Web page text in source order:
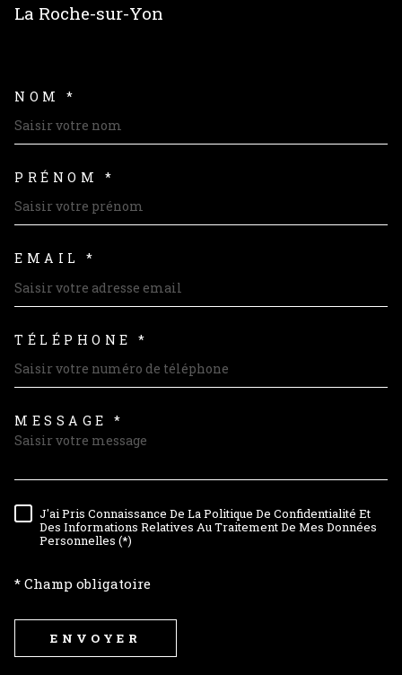
La Roche-sur-Yon
NOM *
PRÉNOM *
EMAIL *
TÉLÉPHONE *
MESSAGE *
RÈGLEMENTATION
J'ai Pris Connaissance De La Politique De Confidentialité Et
Des Informations Relatives Au Traitement De Mes Données
Personnelles (*)
* Champ obligatoire
ENVOYER